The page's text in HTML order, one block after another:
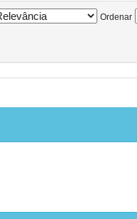
Ordenar